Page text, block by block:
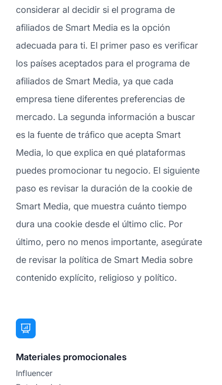
considerar al decidir si el programa de
afiliados de Smart Media es la opción
adecuada para ti. El primer paso es verificar
los países aceptados para el programa de
afiliados de Smart Media, ya que cada
empresa tiene diferentes preferencias de
mercado. La segunda información a buscar
es la fuente de tráfico que acepta Smart
Media, lo que explica en qué plataformas
puedes promocionar tu negocio. El siguiente
paso es revisar la duración de la cookie de
Smart Media, que muestra cuánto tiempo
dura una cookie desde el último clic. Por
último, pero no menos importante, asegúrate
de revisar la política de Smart Media sobre
contenido explícito, religioso y político.
Materiales promocionales
Influencer